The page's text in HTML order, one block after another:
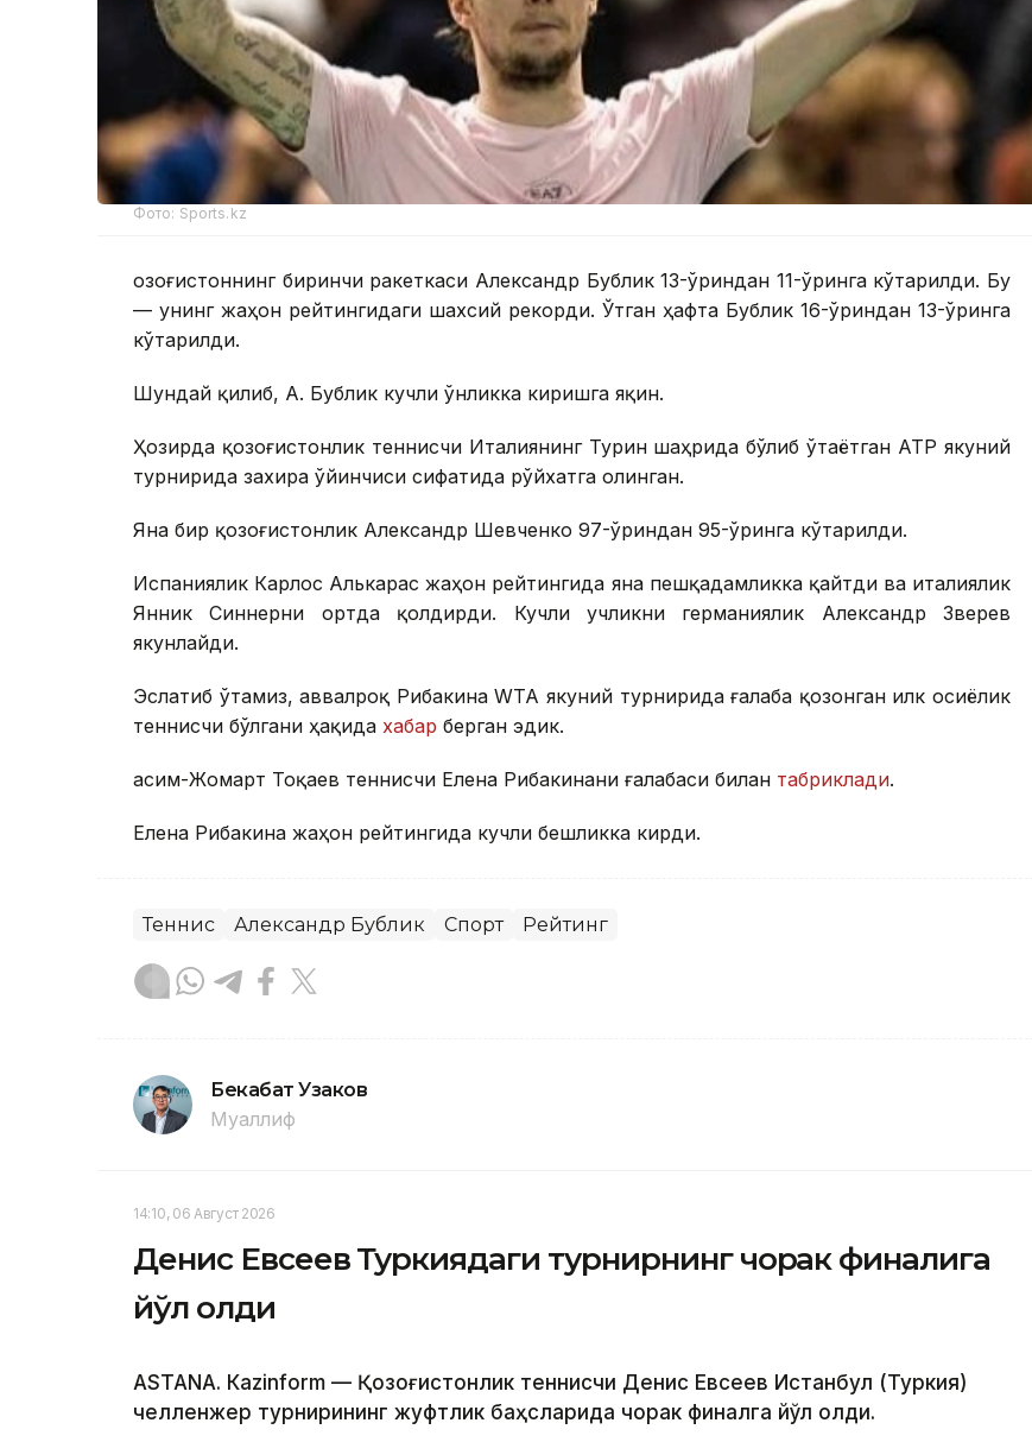
Фото: Sports.kz
Қозоғистоннинг биринчи ракеткаси Александр Бублик 13-ўриндан 11-ўринга кўтарилди. Бу
— унинг жаҳон рейтингидаги шахсий рекорди. Ўтган ҳафта Бублик 16-ўриндан 13-ўринга
кўтарилди.
Шундай қилиб, А. Бублик кучли ўнликка киришга яқин.
Ҳозирда қозоғистонлик теннисчи Италиянинг Турин шаҳрида бўлиб ўтаётган АТР якуний
турнирида захира ўйинчиси сифатида рўйхатга олинган.
Яна бир қозоғистонлик Александр Шевченко 97-ўриндан 95-ўринга кўтарилди.
Испаниялик Карлос Алькарас жаҳон рейтингида яна пешқадамликка қайтди ва италиялик
Янник Синнерни ортда қолдирди. Кучли учликни германиялик Александр Зверев
якунлайди.
Эслатиб ўтамиз, аввалроқ Рибакина WТА якуний турнирида ғалаба қозонган илк осиёлик
теннисчи бўлгани ҳақида хабар берган эдик.
Қасим-Жомарт Тоқаев теннисчи Елена Рибакинани ғалабаси билан табриклади.
Елена Рибакина жаҳон рейтингида кучли бешликка кирди.
Теннис Александр Бублик Спорт Рейтинг
Бекабат Узаков
Муаллиф
14:10, 06 Август 2026
Денис Евсеев Туркиядаги турнирнинг чорак финалига
йўл олди
ASTANА. Кazinform — Қозоғистонлик теннисчи Денис Евсеев Истанбул (Туркия)
челленжер турнирининг жуфтлик баҳсларида чорак финалга йўл олди.